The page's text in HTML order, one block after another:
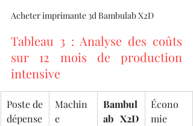
Acheter imprimante 3d Bambulab X2D
Tableau 3 : Analyse des coûts
sur 12 mois de production
intensive
Poste de
dépense
Machin
e
Bambul
ab X2D
Écono
mie